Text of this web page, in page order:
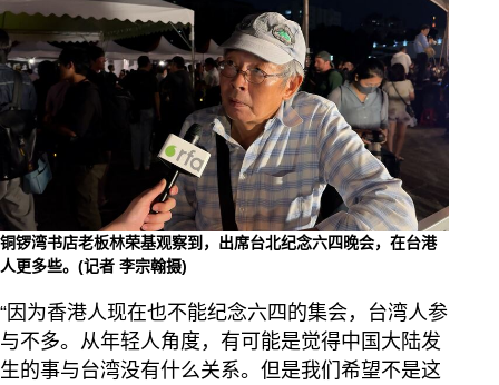
铜锣湾书店老板林荣基观察到，出席台北纪念六四晚会，在台港
人更多些。(记者 李宗翰摄)
“因为香港人现在也不能纪念六四的集会，台湾人参
与不多。从年轻人角度，有可能是觉得中国大陆发
生的事与台湾没有什么关系。但是我们希望不是这